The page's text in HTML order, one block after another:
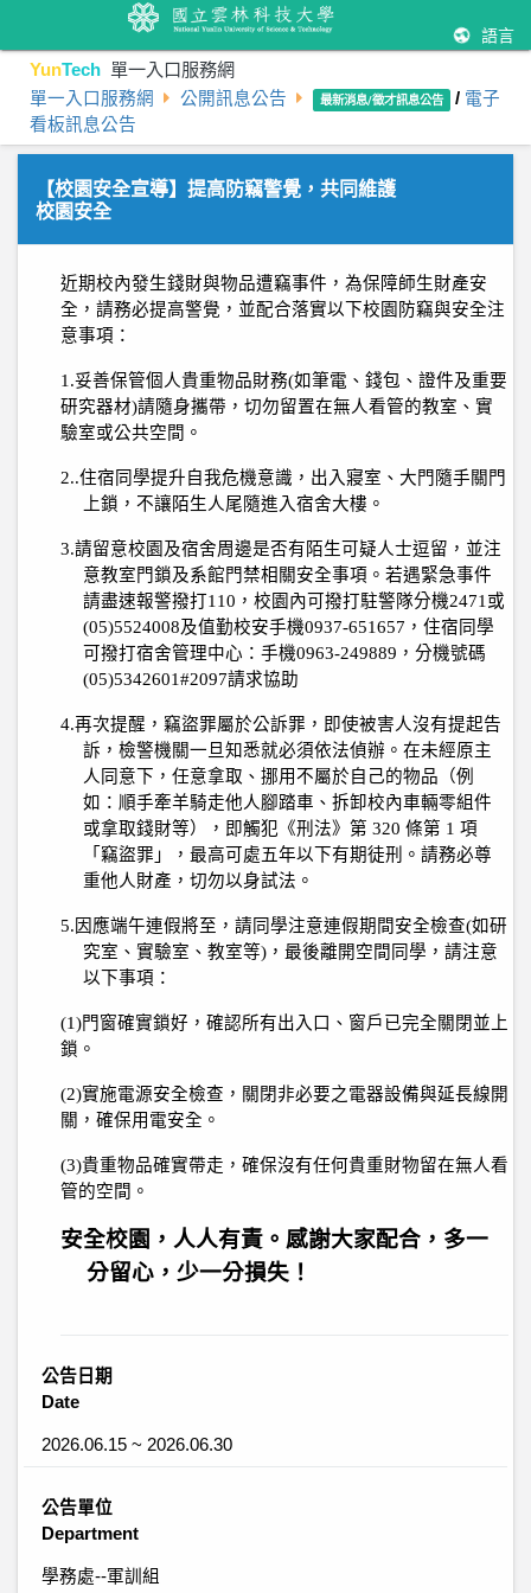
語言
YunTech 單一入口服務網
單一入口服務網 公開訊息公告 最新消息/徵才訊息公告 / 電子
看板訊息公告
【校園安全宣導】提高防竊警覺，共同維護
校園安全
近期校內發生錢財與物品遭竊事件，為保障師生財產安
全，請務必提高警覺，並配合落實以下校園防竊與安全注
意事項：
1.妥善保管個人貴重物品財務(如筆電、錢包、證件及重要
研究器材)請隨身攜帶，切勿留置在無人看管的教室、實
驗室或公共空間。
2..住宿同學提升自我危機意識，出入寢室、大門隨手關門
上鎖，不讓陌生人尾隨進入宿舍大樓。
3.請留意校園及宿舍周邊是否有陌生可疑人士逗留 ，並注
意教室門鎖及系館門禁相關安全事項。若遇緊急事件
請盡速報警撥打110 ，校園內可撥打駐警隊分機2471 或
(05)5524008及值勤校安手機0937-651657 ，住宿同學
可撥打宿舍管理中心：手機0963-249889 ，分機號碼
(05)5342601#2097請求協助
4.再次提醒，竊盜罪屬於公訴罪，即使被害人沒有提起告
訴，檢警機關一旦知悉就必須依法偵辦。在未經原主
人同意下，任意拿取、挪用不屬於自己的物品（例
如：順手牽羊騎走他人腳踏車、拆卸校內車輛零組件
或拿取錢財等），即觸犯《刑法》第 320 條第 1 項
「竊盜罪」，最高可處五年以下有期徒刑。請務必尊
重他人財產，切勿以身試法。
5. 因應端午連假將至，請同學注意連假期間安全檢查(如研
究室、實驗室、教室等)，最後離開空間同學，請注意
以下事項：
(1)門窗確實鎖好，確認所有出入口、窗戶已完全關閉並上
鎖。
(2)實施電源安全檢查，關閉非必要之電器設備與延長線開
關，確保用電安全。
(3)貴重物品確實帶走，確保沒有任何貴重財物留在無人看
管的空間。
安全校園，人人有責。感謝大家配合，多一
分留心，少一分損失！
公告日期
Date
2026.06.15 ~ 2026.06.30
公告單位
Department
學務處--軍訓組